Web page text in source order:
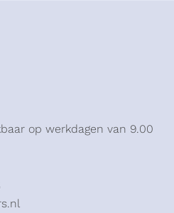
op werkdagen van 9.00